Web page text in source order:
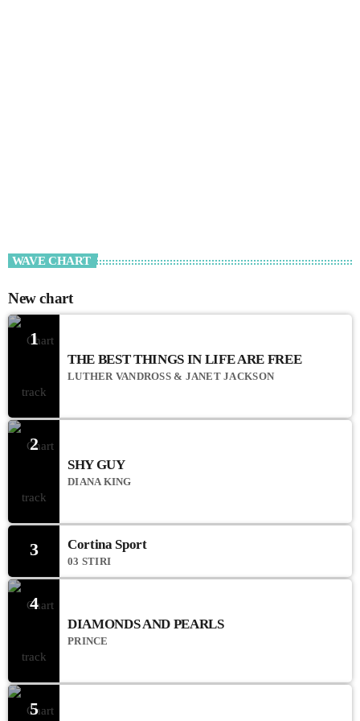
WAVE CHART
New chart
1
THE BEST THINGS IN LIFE ARE FREE
LUTHER VANDROSS & JANET JACKSON
2
SHY GUY
DIANA KING
3 Cortina Sport
03 STIRI
4
DIAMONDS AND PEARLS
PRINCE
5